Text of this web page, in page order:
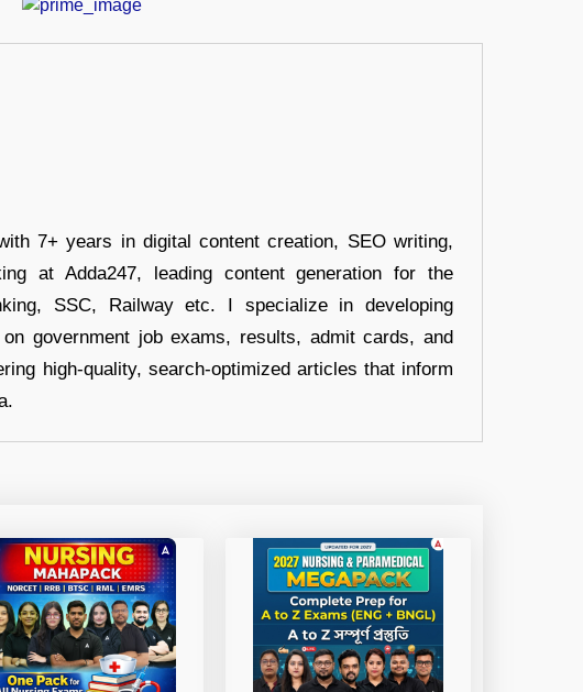
7+ years in digital content creation, SEO writing,
at Adda247, leading content generation for the
SSC, Railway etc. I specialize in developing
government job exams, results, admit cards, and
high-quality, search-optimized articles that inform